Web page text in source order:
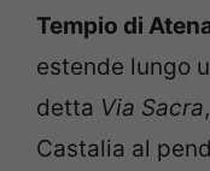
Tempio di
estende lungo
detta Via Sacra
Castalia al